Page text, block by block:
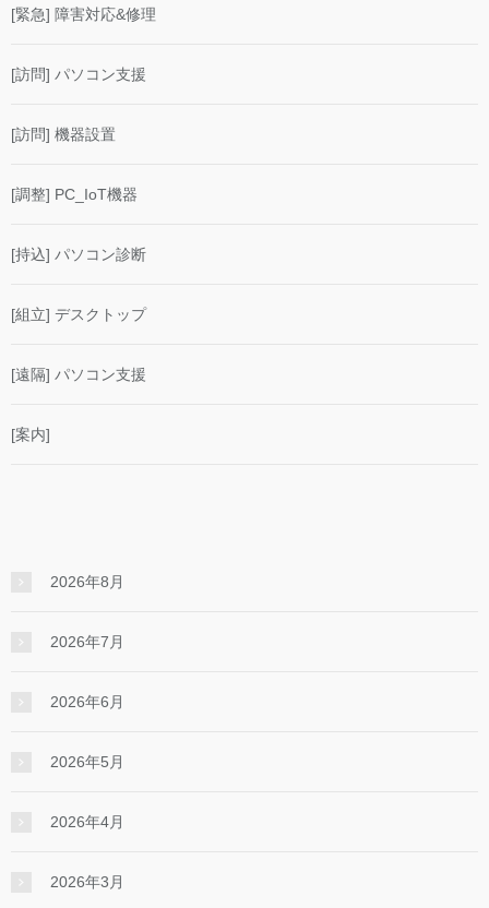
[緊急] 障害対応&修理
[訪問] パソコン支援
[訪問] 機器設置
[調整] PC_IoT機器
[持込] パソコン診断
[組立] デスクトップ
[遠隔] パソコン支援
[案内]
2026年8月
2026年7月
2026年6月
2026年5月
2026年4月
2026年3月